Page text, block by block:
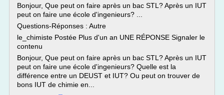
Bonjour, Que peut on faire après un bac STL? Après un IUT
peut on faire une école d'ingenieurs? ...
Questions-Réponses : Autre
le_chimiste Postée Plus d'un an UNE RÉPONSE Signaler le
contenu
Bonjour, Que peut on faire après un bac STL? Après un IUT
peut on faire une école d'ingenieurs? Quelle est la
différence entre un DEUST et IUT? Ou peut on trouver de
bons IUT de chimie en...